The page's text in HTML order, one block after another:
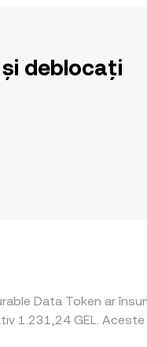
deblocați
Data Token ar
1.231,24 GEL.